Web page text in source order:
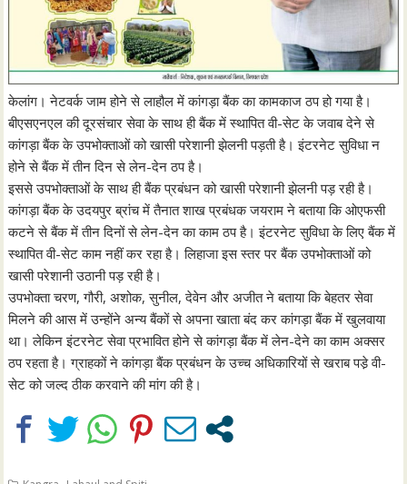
केलांग। नेटवर्क जाम होने से लाहौल में कांगड़ा बैंक का कामकाज ठप हो गया है।
बीएसएनएल की दूरसंचार सेवा के साथ ही बैंक में स्थापित वी-सेट के जवाब देने से
कांगड़ा बैंक के उपभोक्ताओं को खासी परेशानी झेलनी पड़ती है। इंटरनेट सुविधा न
होने से बैंक में तीन दिन से लेन-देन ठप है।
इससे उपभोक्ताओं के साथ ही बैंक प्रबंधन को खासी परेशानी झेलनी पड़ रही है।
कांगड़ा बैंक के उदयपुर ब्रांच में तैनात शाख प्रबंधक जयराम ने बताया कि ओएफसी
कटने से बैंक में तीन दिनों से लेन-देन का काम ठप है। इंटरनेट सुविधा के लिए बैंक में
स्थापित वी-सेट काम नहीं कर रहा है। लिहाजा इस स्तर पर बैंक उपभोक्ताओं को
खासी परेशानी उठानी पड़ रही है।
उपभोक्ता चरण, गौरी, अशोक, सुनील, देवेन और अजीत ने बताया कि बेहतर सेवा
मिलने की आस में उन्होंने अन्य बैंकों से अपना खाता बंद कर कांगड़ा बैंक में खुलवाया
था। लेकिन इंटरनेट सेवा प्रभावित होने से कांगड़ा बैंक में लेन-देने का काम अक्सर
ठप रहता है। ग्राहकों ने कांगड़ा बैंक प्रबंधन के उच्च अधिकारियों से खराब पडे़ वी-
सेट को जल्द ठीक करवाने की मांग की है।